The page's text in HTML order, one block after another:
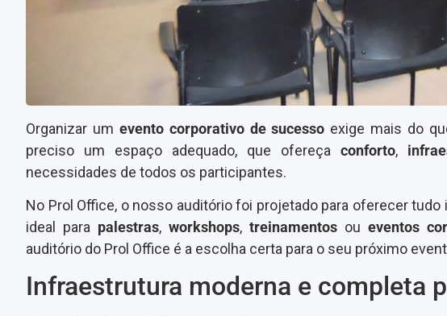
Organizar um evento corporativo de sucesso exige mais do
preciso um espaço adequado, que ofereça conforto,
necessidades de todos os participantes.
No Prol Office, o nosso auditório foi projetado para oferecer
ideal para palestras, workshops, treinamentos ou eventos
auditório do Prol Office é a escolha certa para o seu próximo
Infraestrutura moderna e completa